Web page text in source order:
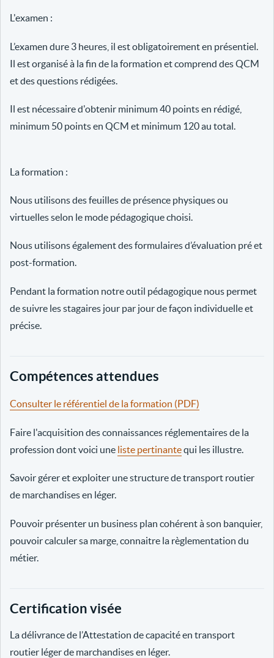
L'examen :
L’examen dure 3 heures, il est obligatoirement en présentiel.
Il est organisé à la fin de la formation et comprend des QCM
et des questions rédigées.
Il est nécessaire d'obtenir minimum 40 points en rédigé,
minimum 50 points en QCM et minimum 120 au total.
La formation :
Nous utilisons des feuilles de présence physiques ou
virtuelles selon le mode pédagogique choisi.
Nous utilisons également des formulaires d’évaluation pré et
post-formation.
Pendant la formation notre outil pédagogique nous permet
de suivre les stagaires jour par jour de façon individuelle et
précise.
Compétences attendues
Consulter le référentiel de la formation (PDF)
Faire l'acquisition des connaissances réglementaires de la
profession dont voici une liste pertinantequi les illustre.
Savoir gérer et exploiter une structure de transport routier
de marchandises en léger.
Pouvoir présenter un business plan cohérent à son banquier,
pouvoir calculer sa marge, connaitre la règlementation du
métier.
Certification visée
La délivrance de l’Attestation de capacité en transport
routier léger de marchandises en léger.